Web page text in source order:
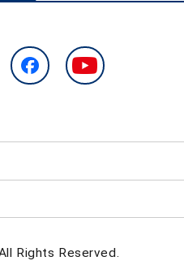
Rights Reserved.